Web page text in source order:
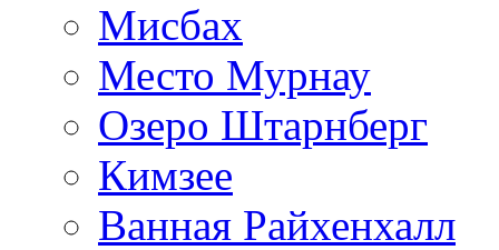
Мисбах
Место Мурнау
Озеро Штарнберг
Кимзее
Ванная Райхенхалл